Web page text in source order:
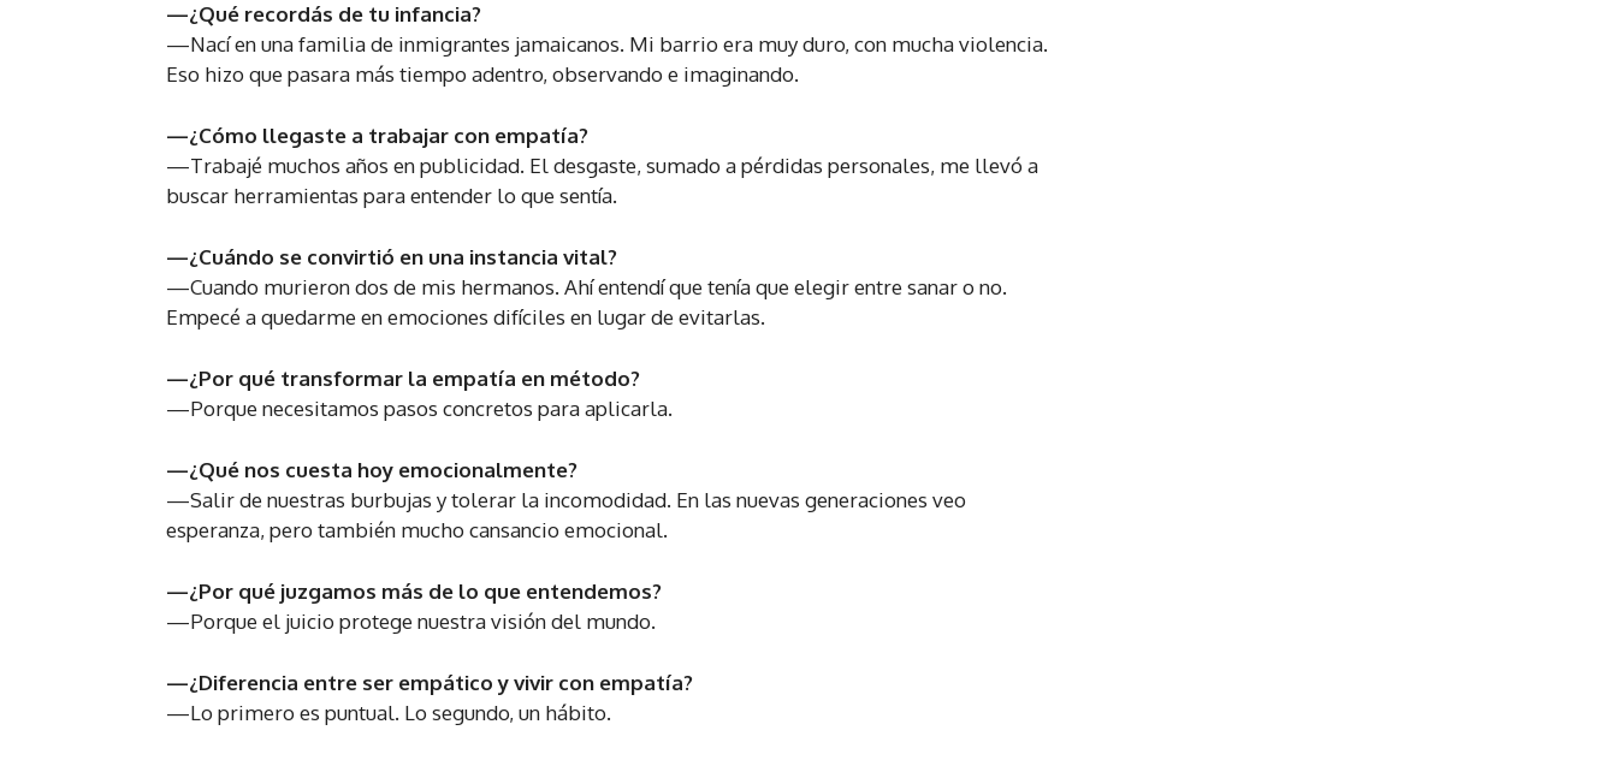
—¿Qué recordás de tu infancia?
—Nací en una familia de inmigrantes jamaicanos. Mi barrio era muy duro, con mucha violencia.
Eso hizo que pasara más tiempo adentro, observando e imaginando.
—¿Cómo llegaste a trabajar con empatía?
—Trabajé muchos años en publicidad. El desgaste, sumado a pérdidas personales, me llevó a
buscar herramientas para entender lo que sentía.
—¿Cuándo se convirtió en una instancia vital?
—Cuando murieron dos de mis hermanos. Ahí entendí que tenía que elegir entre sanar o no.
Empecé a quedarme en emociones difíciles en lugar de evitarlas.
—¿Por qué transformar la empatía en método?
—Porque necesitamos pasos concretos para aplicarla.
—¿Qué nos cuesta hoy emocionalmente?
—Salir de nuestras burbujas y tolerar la incomodidad. En las nuevas generaciones veo
esperanza, pero también mucho cansancio emocional.
—¿Por qué juzgamos más de lo que entendemos?
—Porque el juicio protege nuestra visión del mundo.
—¿Diferencia entre ser empático y vivir con empatía?
—Lo primero es puntual. Lo segundo, un hábito.